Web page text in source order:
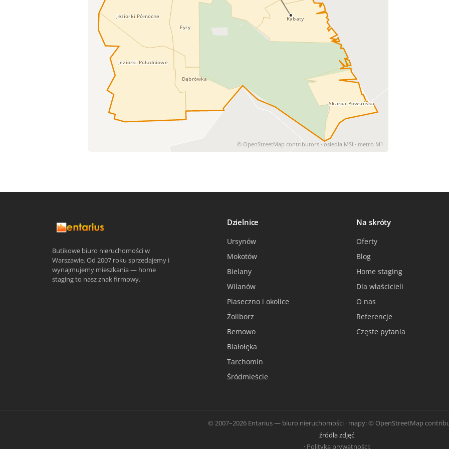
Dąbrówka
Jeziorki Południowe
Jeziorki Północne
Kabaty
Pyry
Skarpa Powsińska
© OpenStreetMap contributors · osiedla MSI · metro M1
Butikowe biuro nieruchomości w
Warszawie. Od 2007 roku sprzedajemy i
wynajmujemy mieszkania — home
staging to nasz znak firmowy.
Dzielnice
Ursynów
Mokotów
Bielany
Wilanów
Piaseczno i okolice
Żoliborz
Bemowo
Białołęka
Tarchomin
Śródmieście
Na skróty
Oferty
Blog
Home staging
Dla właścicieli
O nas
Referencje
Częste pytania
© 2007–2026 Entarius — biuro nieruchomości · mapy: © OpenStreetMap
źródła zdjęć
· Polityka prywatności: